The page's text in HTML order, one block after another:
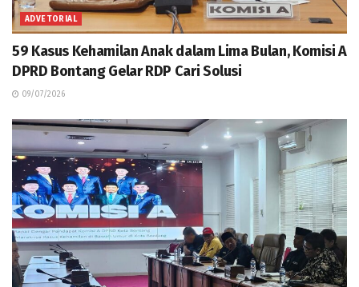
ADVETORIAL
59 Kasus Kehamilan Anak dalam Lima Bulan, Komisi A
DPRD Bontang Gelar RDP Cari Solusi
09/07/2026